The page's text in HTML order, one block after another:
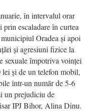
în intervalul orar
escaladare în curtea
Oradea și apoi
și agresiuni fizice la
sexuale împotriva voinței
și de un telefon mobil,
într-un număr de 5-6
un prejudiciu de
IPJ Bihor, Alina Dinu.